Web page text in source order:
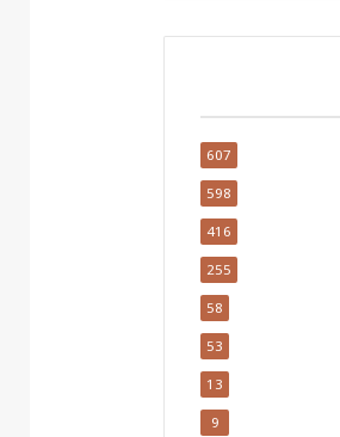
607
598
416
255
58
53
13
9